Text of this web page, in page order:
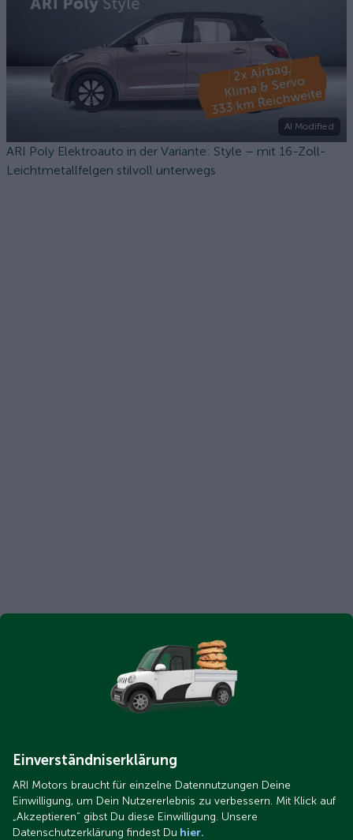
AI Modified
ARI Poly Elektroauto in der Variante: Style – mit 16-Zoll-
Leichtmetallfelgen stilvoll unterwegs
Einverständniserklärung
ARI Motors braucht für einzelne Datennutzungen Deine
Einwilligung, um Dein Nutzererlebnis zu verbessern. Mit Klick auf
„Akzeptieren“ gibst Du diese Einwilligung. Unsere
Datenschutzerklärung findest Du hier.